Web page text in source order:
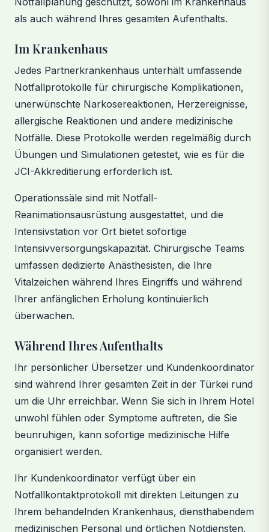
als auch während Ihres gesamten Aufenthalts.
Im Krankenhaus
Jedes Partnerkrankenhaus unterhält umfassende
Notfallprotokolle für chirurgische Komplikationen,
unerwünschte Narkosereaktionen, Herzereignisse,
allergische Reaktionen und andere medizinische
Notfälle. Diese Protokolle werden regelmäßig durch
Übungen und Simulationen getestet, wie es für die
JCI-Akkreditierung erforderlich ist.
Operationssäle sind mit Notfall-
Reanimationsausrüstung ausgestattet, und die
Intensivstation vor Ort bietet sofortige
Intensivversorgungskapazität. Chirurgische Teams
umfassen dedizierte Anästhesisten, die Ihre
Vitalzeichen während Ihres Eingriffs und während
Ihrer anfänglichen Erholung kontinuierlich
überwachen.
Während Ihres Aufenthalts
Ihr persönlicher Übersetzer und Kundenkoordinator
sind während Ihrer gesamten Zeit in der Türkei rund
um die Uhr erreichbar. Wenn Sie sich in Ihrem Hotel
unwohl fühlen oder Symptome auftreten, die Sie
beunruhigen, kann sofortige medizinische Hilfe
organisiert werden.
Ihr Kundenkoordinator verfügt über ein
Notfallkontaktprotokoll mit direkten Leitungen zu
Ihrem behandelnden Krankenhaus, diensthabendem
medizinischen Personal und örtlichen Notdiensten.